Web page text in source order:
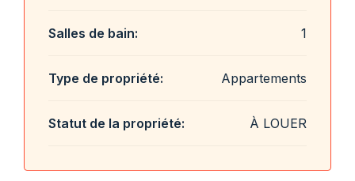
Salles de bain: 1
Type de propriété: Appartements
Statut de la propriété: À LOUER